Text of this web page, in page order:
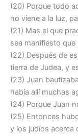
(20) Porque todo
no viene a la luz,
(21) Mas el que
sea manifiesto
(22) Después de
tierra de Judea, y
(23) Juan
había allí muchas
(24) Porque Juan
(25) Entonces
y los judíos acerca